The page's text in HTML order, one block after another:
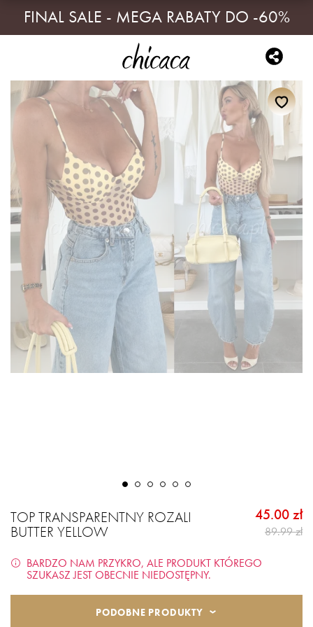
FINAL SALE - MEGA RABATY DO -60%
TOP TRANSPARENTNY ROZALI
BUTTER YELLOW
45.00 zł
89.99 zł
BARDZO NAM PRZYKRO, ALE PRODUKT KTÓREGO
SZUKASZ JEST OBECNIE NIEDOSTĘPNY.
PODOBNE PRODUKTY